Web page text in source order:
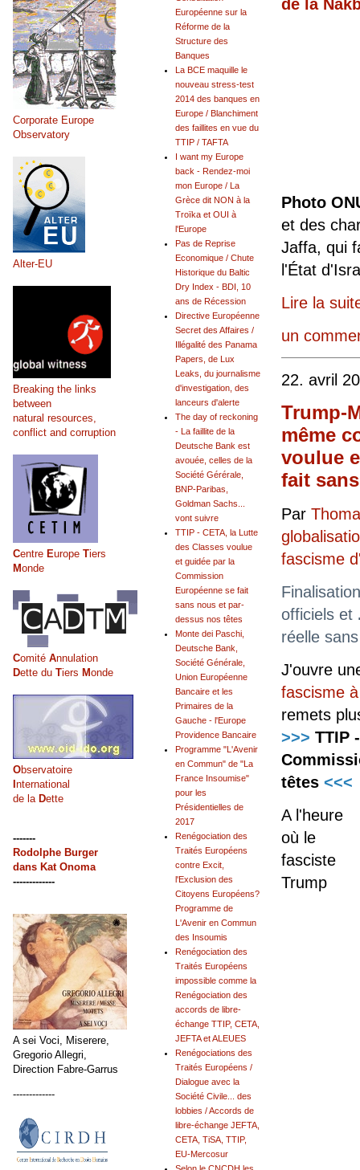
de la
Photo
et des
Jaffa, qui
l'État
Lire la
un
22. avril
Trump-
même
voulue
fait
Par
fascisme
officiels et
réelle
J'ouvre
fascisme
remets
>>> TTIP
têtes <<<
A l'heure
où le
fasciste
Trump
Européenne sur la
Réforme de la
Structure des
Banques
La BCE maquille le
nouveau stress-test
2014 des banques en
Europe / Blanchiment
des faillites en vue du
TTIP / TAFTA
I want my Europe
back - Rendez-moi
mon Europe / La
Grèce dit NON à la
Troïka et OUI à
l'Europe
Pas de Reprise
Economique / Chute
Historique du Baltic
Dry Index - BDI, 10
ans de Récession
Directive Européenne
Secret des Affaires /
Illégalité des Panama
Papers, de Lux
Leaks, du journalisme
d'investigation, des
lanceurs d'alerte
The day of reckoning
- La faillite de la
Deutsche Bank est
avouée, celles de la
Société Gérérale,
BNP-Paribas,
Goldman Sachs...
vont suivre
TTIP - CETA, la Lutte
des Classes voulue
et guidée par la
Commission
Européenne se fait
sans nous et par-
dessus nos têtes
Monte dei Paschi,
Deutsche Bank,
Société Générale,
Union Européenne
Bancaire et les
Primaires de la
Gauche - l'Europe
Providence Bancaire
Programme "L'Avenir
en Commun" de "La
France Insoumise"
pour les
Présidentielles de
2017
Renégociation des
Traités Européens
contre Excit,
l'Exclusion des
Citoyens Européens?
Programme de
L'Avenir en Commun
des Insoumis
Renégociation des
Traités Européens
impossible comme la
Renégociation des
accords de libre-
échange TTIP, CETA,
JEFTA et ALEUES
Renégociations des
Traités Européens /
Dialogue avec la
Société Civile... des
lobbies / Accords de
libre-échange JEFTA,
CETA, TiSA, TTIP,
EU-Mercosur
Corporate Europe
Observatory
Alter-EU
Breaking the links
between
natural resources,
conflict and corruption
Centre Europe Tiers
Monde
Comité Annulation
Dette du Tiers Monde
Observatoire
International
de la Dette
-------
Rodolphe Burger
dans Kat Onoma
-------------
A sei Voci, Miserere,
Gregorio Allegri,
Direction Fabre-Garrus
-------------